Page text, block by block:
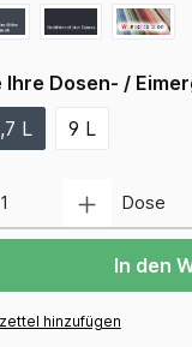
Ihre Dosen- /
L 9 L
Dose
In den
hinzufügen